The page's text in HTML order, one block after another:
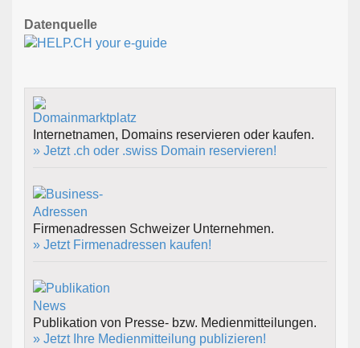
Datenquelle
Internetnamen, Domains reservieren oder kaufen.
» Jetzt .ch oder .swiss Domain reservieren!
Firmenadressen Schweizer Unternehmen.
» Jetzt Firmenadressen kaufen!
Publikation von Presse- bzw. Medienmitteilungen.
» Jetzt Ihre Medienmitteilung publizieren!